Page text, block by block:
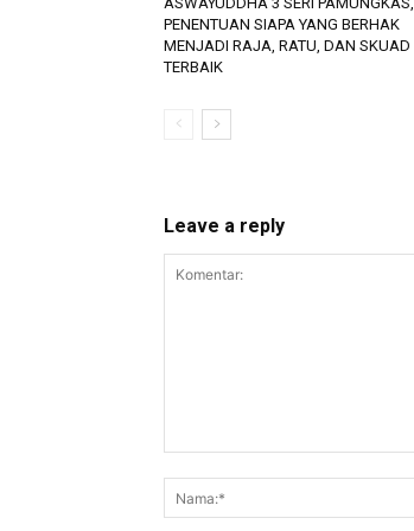
PENENTUAN SIAPA YANG BERHAK
MENJADI RAJA, RATU, DAN SKUAD
TERBAIK
Leave a reply